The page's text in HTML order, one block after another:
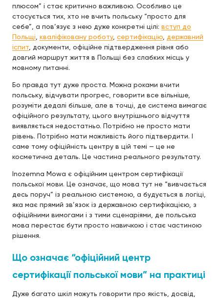
плюсом” і стає критично важливою. Особливо це
стосується тих, хто не вчить польську “просто для
себе”, а пов’язує з нею дуже конкретні цілі: вступ до
Польщі кваліфіковану роботу, сертифікацію державний
іспит , документи, офіційне підтвердження рівня або
довгий маршрут життя в Польщі без слабких місць у
мовному питанні.
Бо правда тут дуже проста. Можна роками вчити
польську, відчувати прогрес, говорити все вільніше,
розуміти дедалі більше, але в точці, де система вимагає
офіційного результату, цього внутрішнього відчуття
виявляється недостатньо. Потрібно не просто мати
рівень. Потрібно мати можливість його підтвердити. І
саме тому офіційність центру в цій темі — це не
косметична деталь. Це частина реального результату.
Inozemna Mowa є офіційним центром сертифікації
польської мови. Це означає, що мова тут не “вивчається
десь поруч” із реальною системою, а будується в логіці,
яка має прямий зв’язок із державною сертифікацією, з
офіційними вимогами і з тими сценаріями, де польська
мова перестає бути просто навичкою і стає частиною
рішення.
Що означає “офіційний центр
сертифікації польської мови” на практиці
Дуже багато шкіл можуть говорити про якість, досвід,